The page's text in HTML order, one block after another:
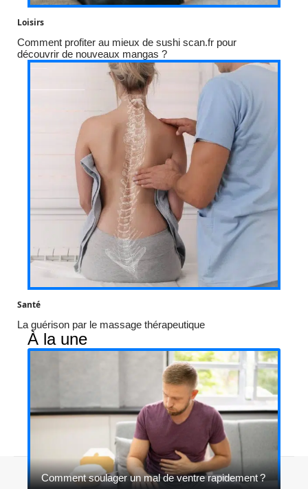
Loisirs
Comment profiter au mieux de sushi scan.fr pour
découvrir de nouveaux mangas ?
Santé
La guérison par le massage thérapeutique
À la une
Comment soulager un mal de ventre rapidement ?
Contact Mentions légales Sitemap